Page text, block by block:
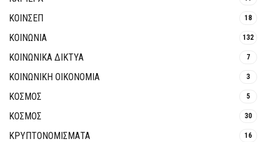
ΚΟΙΝΣΕΠ 18
ΚΟΙΝΩΝΙΑ 132
ΚΟΙΝΩΝΙΚΆ ΔΊΚΤΥΑ 7
ΚΟΙΝΩΝΙΚΉ ΟΙΚΟΝΟΜΊΑ 3
ΚΟΣΜΟΣ 5
ΚΟΣΜΟΣ 30
ΚΡΥΠΤΟΝΟΜΊΣΜΑΤΑ 16